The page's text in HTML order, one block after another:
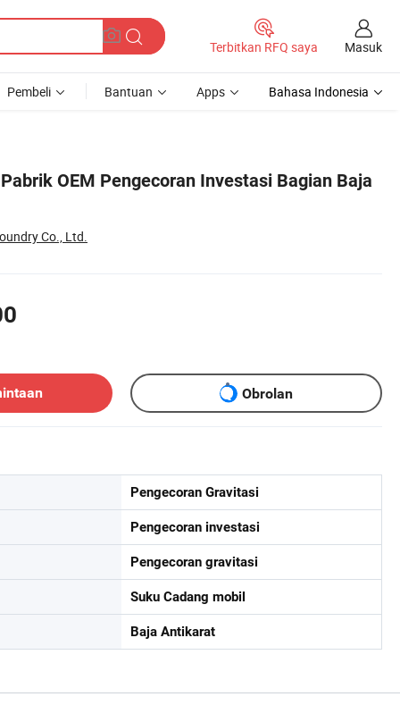
Terbitkan RFQ saya Masuk
Pembeli Bantuan Apps Bahasa Indonesia
OEM Pengecoran Investasi Bagian Baja
Co., Ltd.
Obrolan
Pengecoran Gravitasi
Pengecoran investasi
Pengecoran gravitasi
Suku Cadang mobil
Baja Antikarat